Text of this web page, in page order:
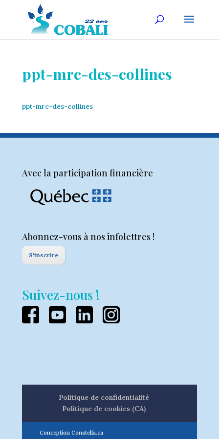
ppt-mrc-des-collines
ppt-mrc-des-collines
Avec la participation financière
Abonnez-vous à nos infolettres !
S'inscrire
Suivez-nous !
Politique de confidentialité
Politique de cookies (CA)
Conception Constella.ca